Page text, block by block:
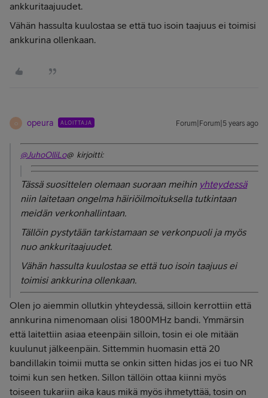
ankkuritaajuudet.
Vähän hassulta kuulostaa se että tuo isoin taajuus ei toimisi
ankkurina ollenkaan.
O opeura ALOITTAJA Forum|Forum|5 years ago
@JuhoOlliLo@ kirjoitti:
Tässä suosittelen olemaan suoraan meihin yhteydessä
niin laitetaan ongelma häiriöilmoituksella tutkintaan
meidän verkonhallintaan.
Tällöin pystytään tarkistamaan se verkonpuoli ja myös
nuo ankkuritaajuudet.
Vähän hassulta kuulostaa se että tuo isoin taajuus ei
toimisi ankkurina ollenkaan.
Olen jo aiemmin ollutkin yhteydessä, silloin kerrottiin että
annkurina nimenomaan olisi 1800MHz bandi. Ymmärsin
että laitettiin asiaa eteenpäin silloin, tosin ei ole mitään
kuulunut jälkeenpäin. Sittemmin huomasin että 20
bandillakin toimii mutta se onkin sitten hidas jos ei tuo NR
toimi kun sen hetken. Sillon tällöin ottaa kiinni myös
toiseen tukariin aika kaus mikä myös ihmetyttää, tosin on